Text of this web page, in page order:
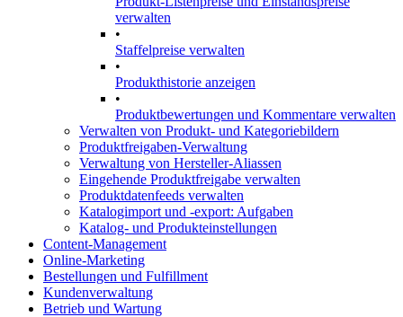
verwalten
•
Staffelpreise verwalten
•
Produkthistorie anzeigen
•
Produktbewertungen und Kommentare verwalten
Verwalten von Produkt- und Kategoriebildern
Produktfreigaben-Verwaltung
Verwaltung von Hersteller-Aliassen
Eingehende Produktfreigabe verwalten
Produktdatenfeeds verwalten
Katalogimport und -export: Aufgaben
Katalog- und Produkteinstellungen
Content-Management
Online-Marketing
Bestellungen und Fulfillment
Kundenverwaltung
Betrieb und Wartung